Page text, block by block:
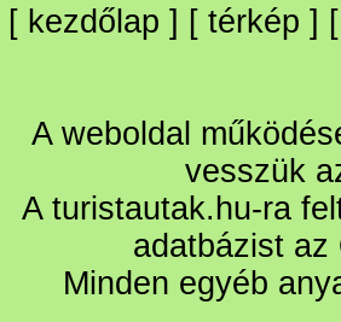
[ kezdőlap ] [ térkép ] [
A weboldal
vesszük
A turistautak.hu-ra
adatbázist az
Minden egyéb